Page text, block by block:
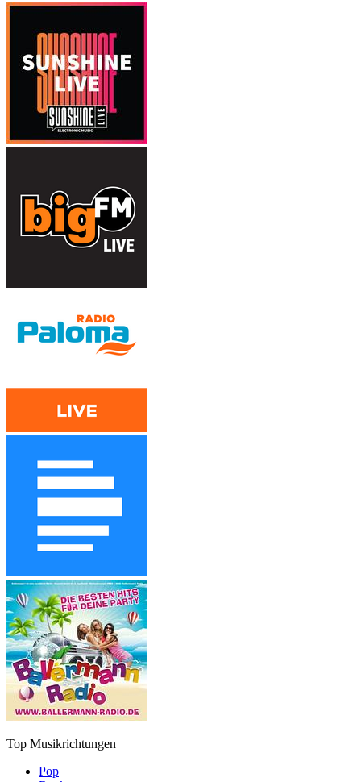
Top Musikrichtungen
Pop